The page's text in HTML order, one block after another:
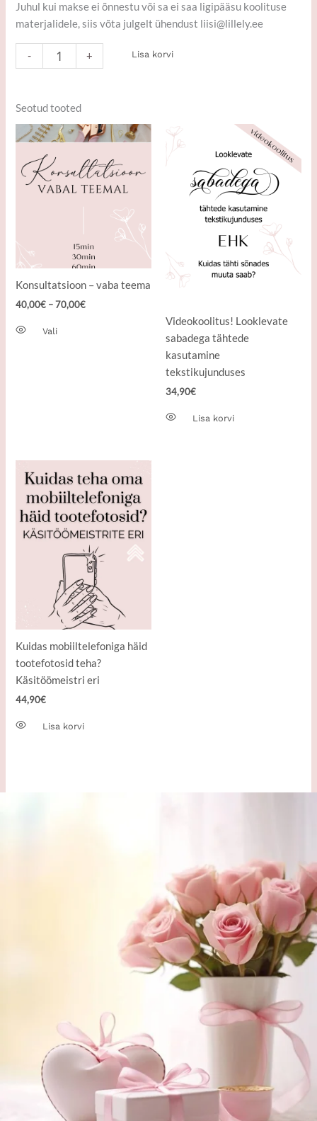
Juhul kui makse ei õnnestu või sa ei saa ligipääsu koolituse
materjalidele, siis võta julgelt ühendust liisi@lillely.ee
- + Lisa korvi
Seotud tooted
Konsultatsioon – vaba teema
40,00€ – 70,00€
Hinnavahemik:
40,00€
70,00€
Vali
Sellel
on
mitu
teha
tootelehel.
Videokoolitus! Looklevate
sabadega tähtede
kasutamine
tekstikujunduses
34,90€
Lisa korvi
Kuidas mobiiltelefoniga häid
tootefotosid teha?
Käsitöömeistri eri
44,90€
Lisa korvi